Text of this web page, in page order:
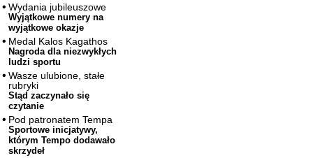
Wydania jubileuszowe
Wyjątkowe numery na
wyjątkowe okazje
Medal Kalos Kagathos
Nagroda dla niezwykłych
ludzi sportu
Wasze ulubione, stałe
rubryki
Stąd zaczynało się
czytanie
Pod patronatem Tempa
Sportowe inicjatywy,
którym Tempo dodawało
skrzydeł